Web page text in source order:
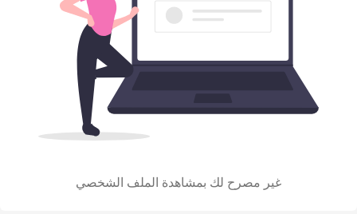
غير مصرح لك بمشاهدة الملف الشخصي